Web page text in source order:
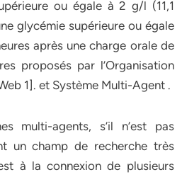
ou égale à 2 g/l (11,1
glycémie supérieure ou égale
après une charge orale de
proposés par l’Organisation
1]. et Système Multi-Agent .
multi-agents, s’il n’est pas
un champ de recherche très
à la connexion de plusieurs